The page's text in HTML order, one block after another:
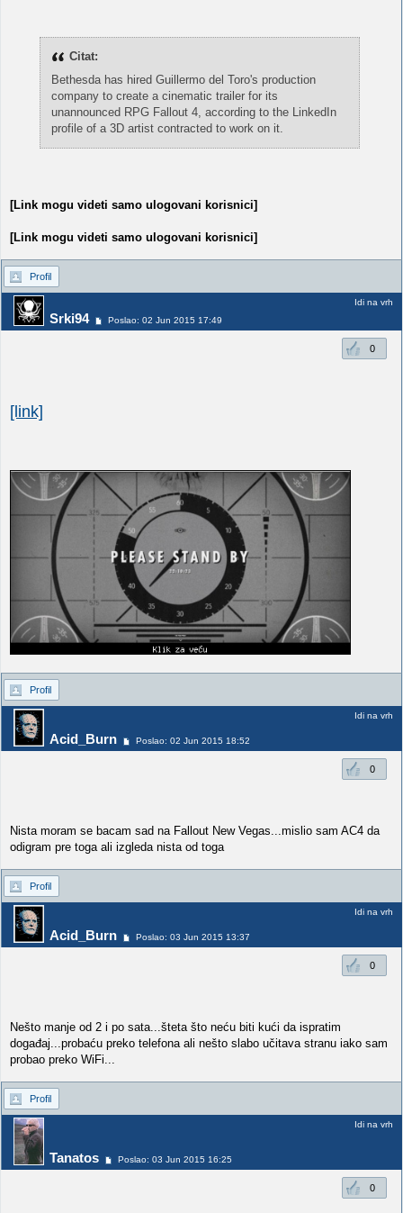
Citat:
Bethesda has hired Guillermo del Toro's production
company to create a cinematic trailer for its
unannounced RPG Fallout 4, according to the LinkedIn
profile of a 3D artist contracted to work on it.
[Link mogu videti samo ulogovani korisnici]
[Link mogu videti samo ulogovani korisnici]
Profil
Srki94 Poslao: 02 Jun 2015 17:49
Idi na vrh
0
[link]
Profil
Acid_Burn Poslao: 02 Jun 2015 18:52
Idi na vrh
0
Nista moram se bacam sad na Fallout New Vegas...mislio sam AC4 da
odigram pre toga ali izgleda nista od toga
Profil
Acid_Burn Poslao: 03 Jun 2015 13:37
Idi na vrh
0
Nešto manje od 2 i po sata...šteta što neću biti kući da ispratim
događaj...probaću preko telefona ali nešto slabo učitava stranu iako sam
probao preko WiFi...
Profil
Tanatos Poslao: 03 Jun 2015 16:25
Idi na vrh
0